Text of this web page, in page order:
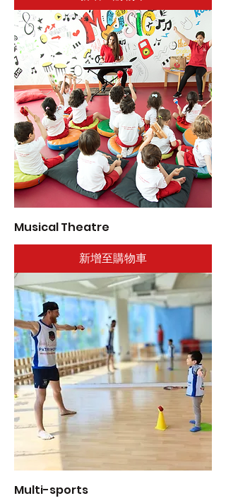
Musical Theatre
新增至購物車
Multi-sports